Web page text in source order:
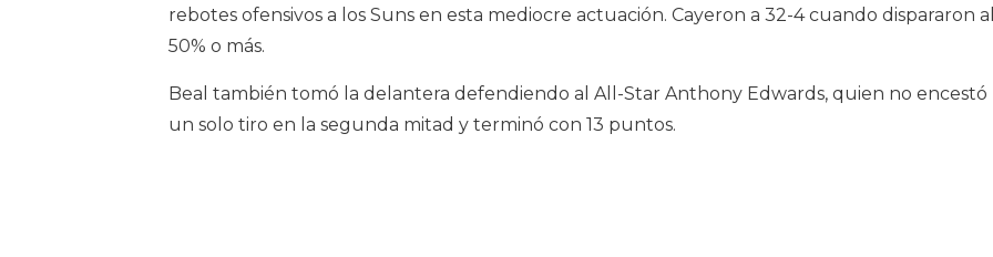
rebotes ofensivos a los Suns en esta mediocre actuación. Cayeron a 32-4 cuando dispararon
50% o más.
Beal también tomó la delantera defendiendo al All-Star Anthony Edwards, quien no encestó
un solo tiro en la segunda mitad y terminó con 13 puntos.